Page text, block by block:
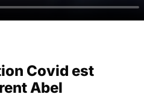
Covid est
Abel